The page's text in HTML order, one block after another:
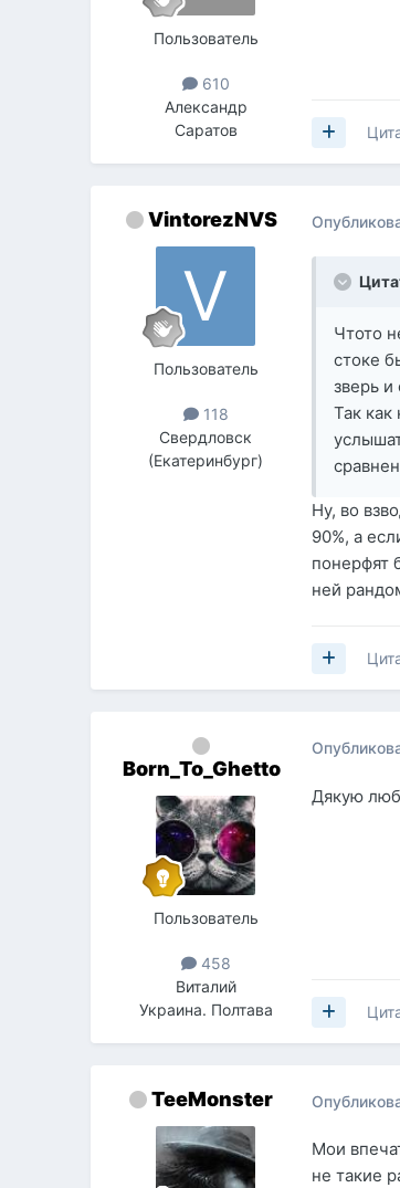
Пользователь
610
Александр
Саратов
VintorezNVS
Пользователь
118
Свердловск
(Екатеринбург)
Чтото
стоке
зверь
Так
Ну, во
90%, а
понерфят
ней
Born_To_Ghetto
Пользователь
458
Виталий
Украина. Полтава
Дякую
TeeMonster
Мои
не такие